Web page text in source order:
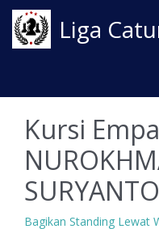
Liga
Kursi
SURYANTO
Bagikan Standing Lewat